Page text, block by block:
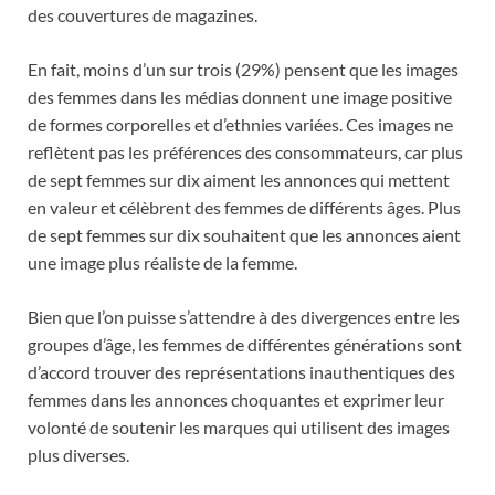
des couvertures de magazines.
En fait, moins d’un sur trois (29%) pensent que les images
des femmes dans les médias donnent une image positive
de formes corporelles et d’ethnies variées. Ces images ne
reflètent pas les préférences des consommateurs, car plus
de sept femmes sur dix aiment les annonces qui mettent
en valeur et célèbrent des femmes de différents âges. Plus
de sept femmes sur dix souhaitent que les annonces aient
une image plus réaliste de la femme.
Bien que l’on puisse s’attendre à des divergences entre les
groupes d’âge, les femmes de différentes générations sont
d’accord trouver des représentations inauthentiques des
femmes dans les annonces choquantes et exprimer leur
volonté de soutenir les marques qui utilisent des images
plus diverses.